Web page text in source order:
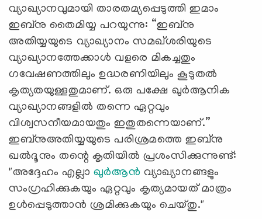
വ്യാഖ്യാനവുമായി താരതമ്യപ്പെടുത്തി ഇമാം
ഇബ്‌നു തൈമിയ്യ പറയുന്നു: “ഇബ്‌നു
അതിയ്യയുടെ വ്യാഖ്യാനം സമഖ്ശരിയുടെ
വ്യാഖ്യാനത്തേക്കാൾ വളരെ മികച്ചതും
ഗവേഷണത്തിലും ഉദ്ധരണിയിലും കൂടുതൽ
കൃത്യതയുള്ളതുമാണ്. ഒരു പക്ഷേ ഖുർആനിക
വ്യാഖ്യാനങ്ങളിൽ തന്നെ ഏറ്റവും
വിശ്വസനീയമായതും ഇതുതന്നെയാണ്.”
ഇബ്‌നുഅതിയ്യയുടെ പരിശ്രമത്തെ ഇബ്‌നു
ഖൽദൂനും തന്റെ കൃതിയില്‍ പ്രശംസിക്കുന്നുണ്ട്:
"അദ്ദേഹം എല്ലാ ഖുർആൻ വ്യാഖ്യാനങ്ങളും
സംഗ്രഹിക്കുകയും ഏറ്റവും കൃത്യമായത് മാത്രം
ഉൾപ്പെടുത്താൻ ശ്രമിക്കുകയും ചെയ്തു."